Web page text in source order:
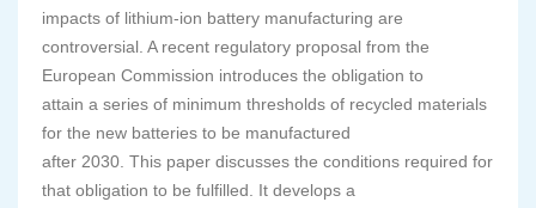
impacts of lithium-ion battery manufacturing are
controversial. A recent regulatory proposal from the
European Commission introduces the obligation to
attain a series of minimum thresholds of recycled materials
for the new batteries to be manufactured
after 2030. This paper discusses the conditions required for
that obligation to be fulfilled. It develops a